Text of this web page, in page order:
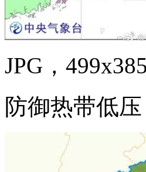
JPG，
防御热带低